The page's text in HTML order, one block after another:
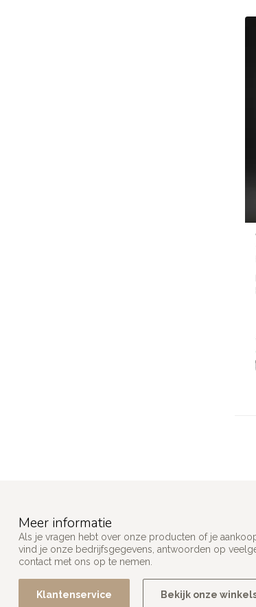
Meer informatie
Als je vragen hebt over onze producten of je
vind je onze bedrijfsgegevens, antwoorden op
contact met ons op te nemen.
Klantenservice Bekijk onze